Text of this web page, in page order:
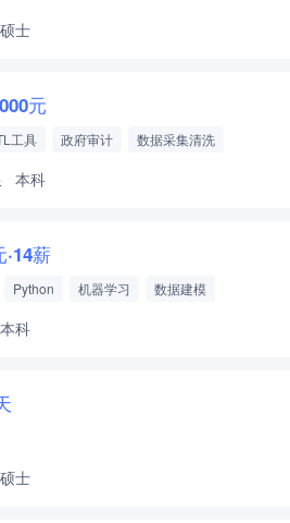
硕士
元
工具 政府审计
数据采集清洗
本科
薪
Python 机器学习
数据建模
本科
硕士